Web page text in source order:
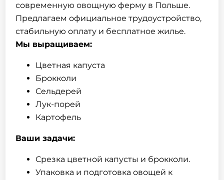
современную овощную ферму в Польше.
Предлагаем официальное трудоустройство,
стабильную оплату и бесплатное жилье.
Мы выращиваем:
Цветная капуста
Брокколи
Сельдерей
Лук-порей
Картофель
Ваши задачи:
Срезка цветной капусты и брокколи.
Упаковка и подготовка овощей к